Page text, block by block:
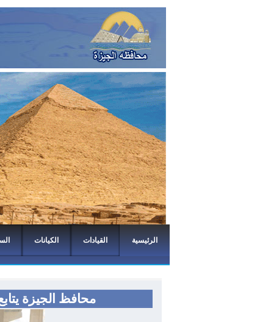
الرئيسية القيادات الكيانات
محافظ الجيزة